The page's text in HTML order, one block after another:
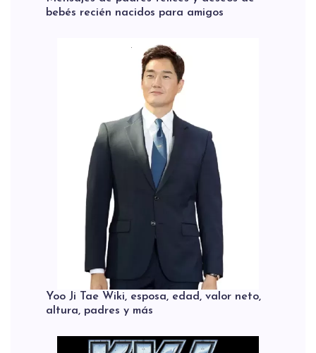
bebés recién nacidos para amigos
Yoo Ji Tae Wiki, esposa, edad, valor neto,
altura, padres y más